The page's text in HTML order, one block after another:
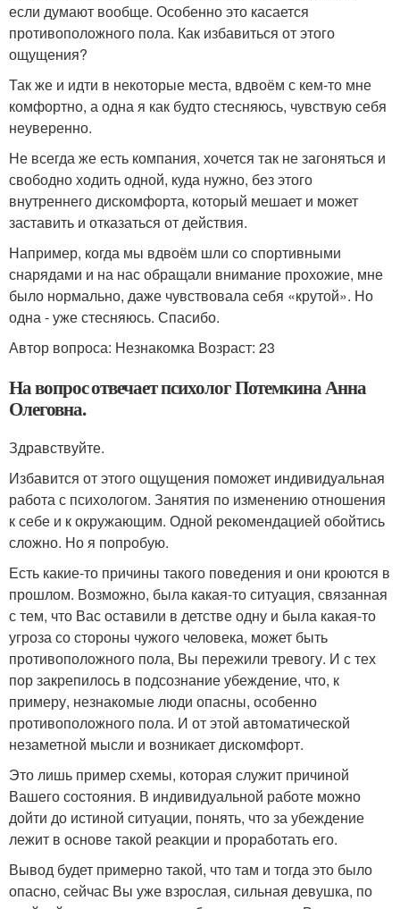
если думают вообще. Особенно это касается
противоположного пола. Как избавиться от этого
ощущения?
Так же и идти в некоторые места, вдвоём с кем-то мне
комфортно, а одна я как будто стесняюсь, чувствую себя
неуверенно.
Не всегда же есть компания, хочется так не загоняться и
свободно ходить одной, куда нужно, без этого
внутреннего дискомфорта, который мешает и может
заставить и отказаться от действия.
Например, когда мы вдвоём шли со спортивными
снарядами и на нас обращали внимание прохожие, мне
было нормально, даже чувствовала себя «крутой». Но
одна - уже стесняюсь. Спасибо.
Автор вопроса: Незнакомка Возраст: 23
На вопрос отвечает психолог Потемкина Анна
Олеговна.
Здравствуйте.
Избавится от этого ощущения поможет индивидуальная
работа с психологом. Занятия по изменению отношения
к себе и к окружающим. Одной рекомендацией обойтись
сложно. Но я попробую.
Есть какие-то причины такого поведения и они кроются в
прошлом. Возможно, была какая-то ситуация, связанная
с тем, что Вас оставили в детстве одну и была какая-то
угроза со стороны чужого человека, может быть
противоположного пола, Вы пережили тревогу. И с тех
пор закрепилось в подсознание убеждение, что, к
примеру, незнакомые люди опасны, особенно
противоположного пола. И от этой автоматической
незаметной мысли и возникает дискомфорт.
Это лишь пример схемы, которая служит причиной
Вашего состояния. В индивидуальной работе можно
дойти до истиной ситуации, понять, что за убеждение
лежит в основе такой реакции и проработать его.
Вывод будет примерно такой, что там и тогда это было
опасно, сейчас Вы уже взрослая, сильная девушка, по